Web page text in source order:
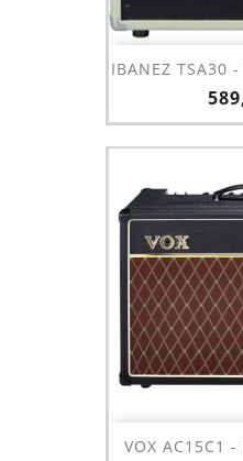
IBANEZ TSA30
VOX AC15C1